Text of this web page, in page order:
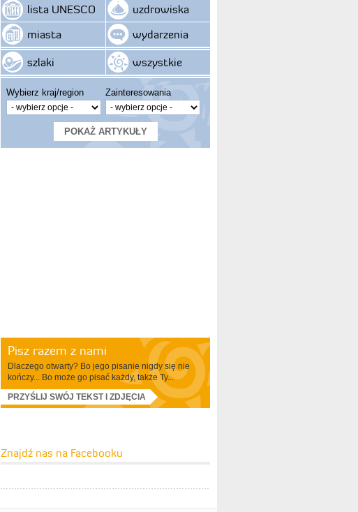
lista UNESCO
miasta
szlaki
uzdrowiska
wydarzenia
wszystkie
Wybierz kraj/region Zainteresowania
Pisz razem z nami
Dlaczego otwarty? Bo jego pisanie nigdy się nie
kończy... Bo może go pisać każdy, także Ty...
PRZYŚLIJ SWÓJ TEKST I ZDJĘCIA
Znajdź nas na Facebooku